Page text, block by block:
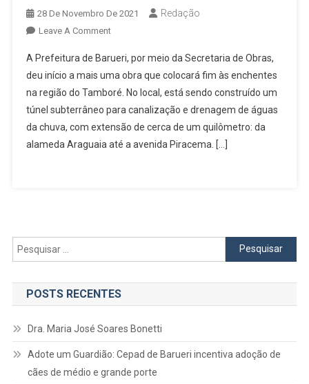
28 De Novembro De 2021 Redação
Leave A CommentOn
Na
Alameda
Araguaia
Com
Avenida
Piracema
Tamboré
A Prefeitura de Barueri, por meio da Secretaria de Obras,
deu início a mais uma obra que colocará fim às enchentes
na região do Tamboré. No local, está sendo construído um
túnel subterrâneo para canalização e drenagem de águas
da chuva, com extensão de cerca de um quilômetro: da
alameda Araguaia até a avenida Piracema. […]
Pesquisar
por:
POSTS RECENTES
Dra. Maria José Soares Bonetti
Adote um Guardião: Cepad de Barueri incentiva adoção de
cães de médio e grande porte